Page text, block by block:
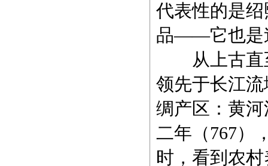
代表性的是
品——它也是
从上古直至
领先于长江
绸产区：黄
二年（767）
时，看到农